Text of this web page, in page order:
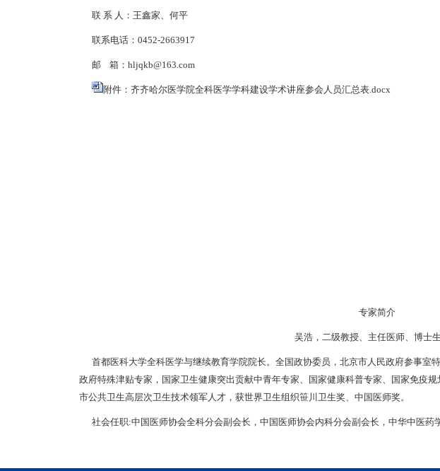
联 系 人：王鑫家、何平
联系电话：0452-2663917
邮 箱：hljqkb@163.com
附件：齐齐哈尔医学院全科医学学科建设学术讲座参会人员汇总表.docx
专家简介
吴浩，二级教授、主任医师、博士
首都医科大学全科医学与继续教育学院院长。全国政协委员，北京市人民政府参事室
政府特殊津贴专家，国家卫生健康突出贡献中青年专家、国家健康科普专家、国家免疫
市公共卫生高层次卫生技术领军人才，获世界卫生组织笹川卫生奖、中国医师奖。
社会任职:中国医师协会全科分会副会长，中国医师协会内科分会副会长，中华中医药